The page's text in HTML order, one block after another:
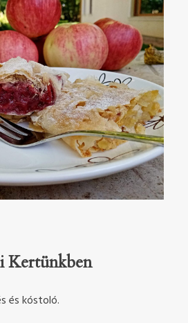
Kertünkben
és kóstoló.